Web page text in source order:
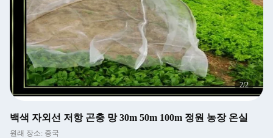
2/2
백색 자외선 저항 곤충 망 30m 50m 100m 정원 농장 온실
원래 장소: 중국